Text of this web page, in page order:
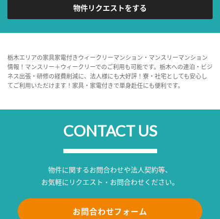
物件リクエストをする
栃木エリアの家具家電付きウィークリーマンション・マンスリーマンション
情報！マンスリー＋ウィークリーでのご利用も可能です。栃木への連泊・ビジ
ネス出張・研修の経費削減に、法人様にも大好評！寮・社宅としても安心し
てご利用いただけます！家具・家電付きで単身赴任にも便利です。
CONTACT US
物件に関するお問合わせや法人契約等、
お気軽にリクエスト・お問合わせください。
お問合わせフォーム